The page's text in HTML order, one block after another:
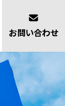
お問い合わせ